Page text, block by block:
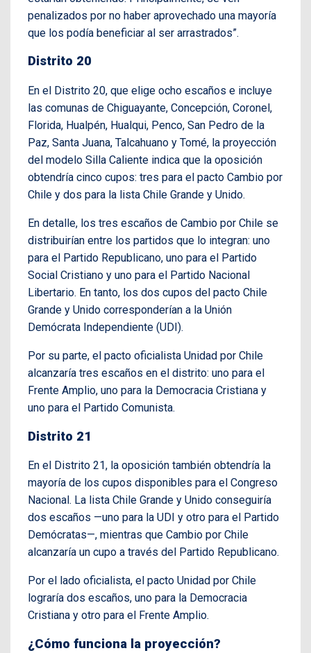
penalizados por no haber aprovechado una mayoría
que los podía beneficiar al ser arrastrados”.
Distrito 20
En el Distrito 20, que elige ocho escaños e incluye
las comunas de Chiguayante, Concepción, Coronel,
Florida, Hualpén, Hualqui, Penco, San Pedro de la
Paz, Santa Juana, Talcahuano y Tomé, la proyección
del modelo Silla Caliente indica que la oposición
obtendría cinco cupos: tres para el pacto Cambio por
Chile y dos para la lista Chile Grande y Unido.
En detalle, los tres escaños de Cambio por Chile se
distribuirían entre los partidos que lo integran: uno
para el Partido Republicano, uno para el Partido
Social Cristiano y uno para el Partido Nacional
Libertario. En tanto, los dos cupos del pacto Chile
Grande y Unido corresponderían a la Unión
Demócrata Independiente (UDI).
Por su parte, el pacto oficialista Unidad por Chile
alcanzaría tres escaños en el distrito: uno para el
Frente Amplio, uno para la Democracia Cristiana y
uno para el Partido Comunista.
Distrito 21
En el Distrito 21, la oposición también obtendría la
mayoría de los cupos disponibles para el Congreso
Nacional. La lista Chile Grande y Unido conseguiría
dos escaños —uno para la UDI y otro para el Partido
Demócratas—, mientras que Cambio por Chile
alcanzaría un cupo a través del Partido Republicano.
Por el lado oficialista, el pacto Unidad por Chile
lograría dos escaños, uno para la Democracia
Cristiana y otro para el Frente Amplio.
¿Cómo funciona la proyección?